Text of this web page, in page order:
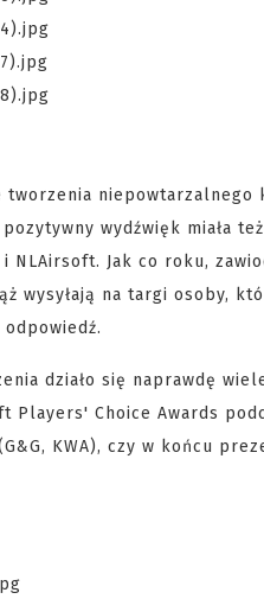
tworzenia
wydźwięk miała
Jak co roku,
wysyłają na targi osoby,
działo się naprawdę
Players' Choice Awards
KWA), czy w końcu